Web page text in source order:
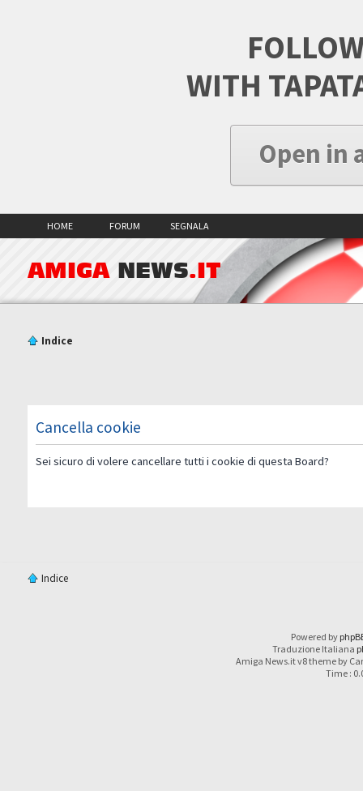
WITH
Open in
HOME FORUM SEGNALA
AMIGA NEWS.IT
Indice
Cancella cookie
Sei sicuro di volere cancellare tutti i cookie di questa Board?
Indice
Powered by
Traduzione Italiana
Amiga News.it v8 theme by
Time :